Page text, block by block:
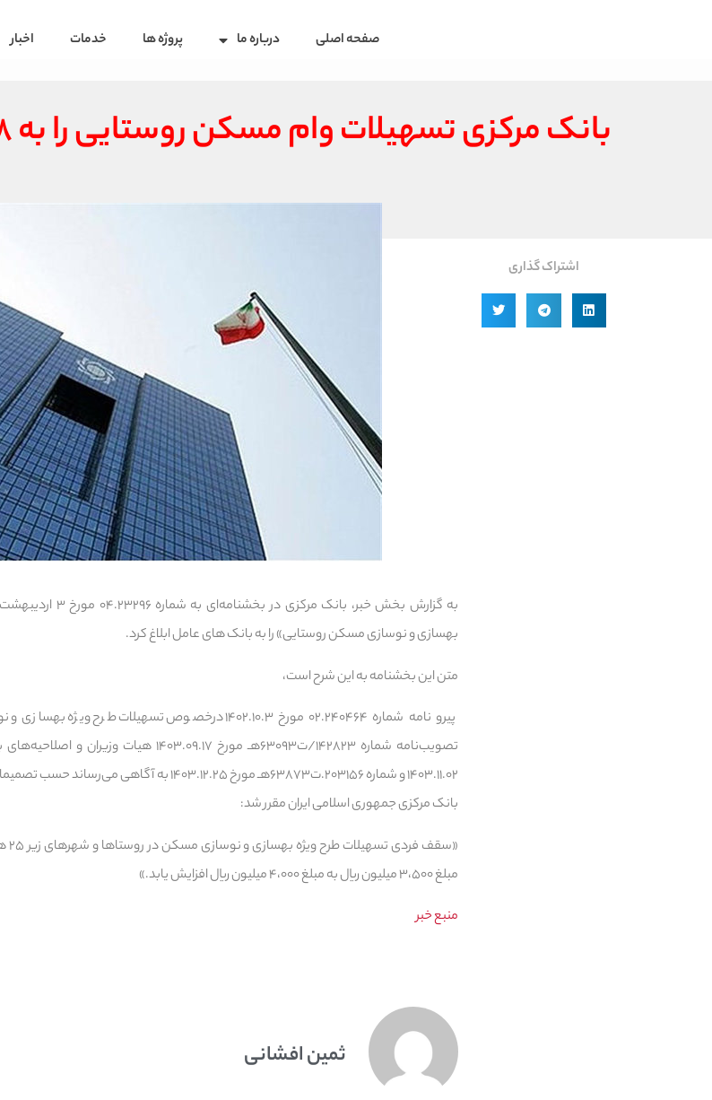
صفحه اصلی درباره ما پروژه ها خدمات اخبار
بانک مرکزی تسهیلات وام مسکن روستایی را به ۸ بانک عامل ابلاغ کرد
اشتراک گذاری
بهسازی و نوسازی مسکن روستایی» را به بانک های عامل ابلاغ کرد.
متن این بخشنامه به این شرح است،
پیرو نامه شماره ۰۲.۲۴۰۴۶۴ مورخ ۱۴۰۲.۱۰.۳ درخصوص
بانک مرکزی جمهوری اسلامی ایران مقرر شد:
مبلغ ۳،۵۰۰ میلیون ریال به مبلغ ۴،۰۰۰ میلیون ریال افزایش یابد.»
منبع خبر
ثمین افشانی